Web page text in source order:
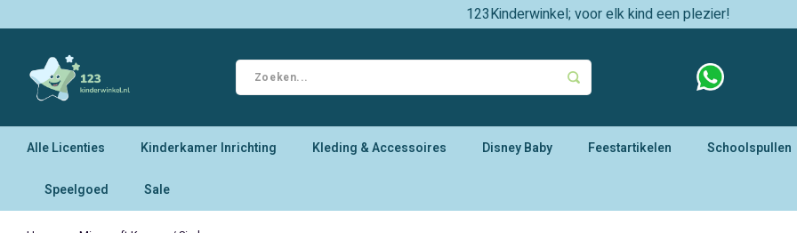
123Kinderwinkel; voor elk kind een plezier!
Alle Licenties Kinderkamer Inrichting Kleding & Accessoires Disney Baby Feestartikelen Schoolspullen
Speelgoed Sale